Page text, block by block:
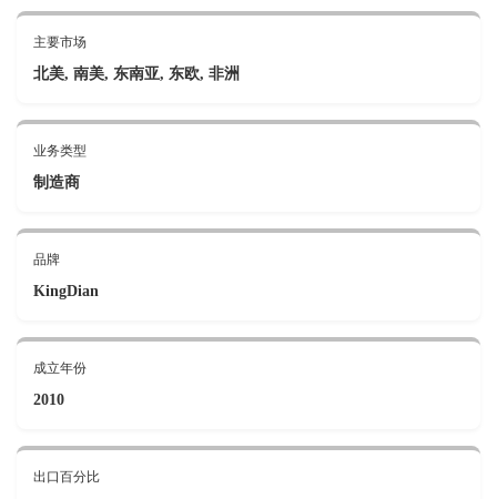
主要市场
北美, 南美, 东南亚, 东欧, 非洲
业务类型
制造商
品牌
KingDian
成立年份
2010
出口百分比